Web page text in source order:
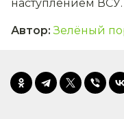
наступлением ВСУ.
Автор: Зелёный